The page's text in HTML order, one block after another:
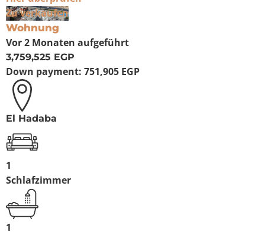
Zu verkaufen
Wohnung
Vor 2 Monaten aufgeführt
3,759,525 EGP
Down payment: 751,905 EGP
El Hadaba
1
Schlafzimmer
1